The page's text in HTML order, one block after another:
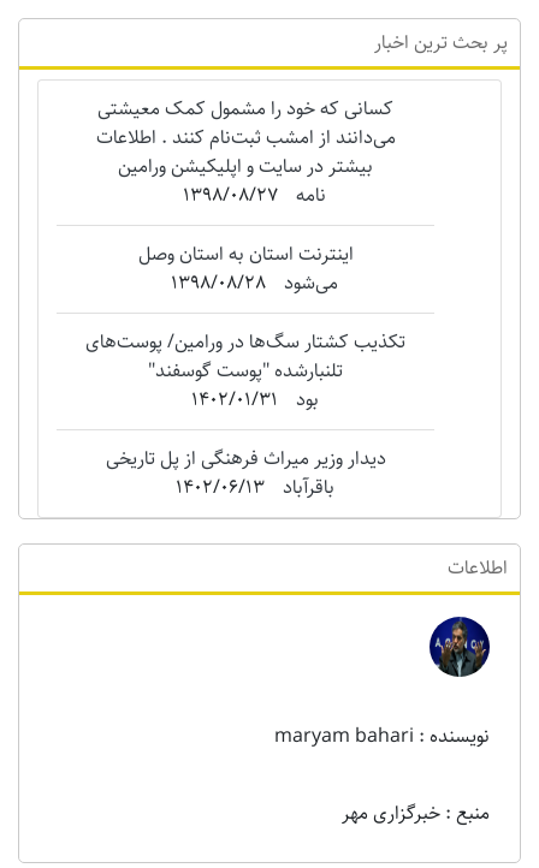
پر بحث ترین اخبار
کسانی که خود را مشمول کمک معیشتی
می‌دانند از امشب ثبت‌نام کنند . اطلاعات
بیشتر در سایت و اپلیکیشن ورامین
نامه 1398/08/27
اینترنت استان به استان وصل
می‌شود
1398/08/28
تکذیب کشتار سگ‌ها در ورامین/ پوست‌های
تلنبارشده "‌پوست گوسفند"
بود
1402/01/31
دیدار وزیر میراث فرهنگی از پل تاریخی
باقرآباد
1402/06/13
اطلاعات
نویسنده : maryam bahari
منبع : خبرگزاری مهر